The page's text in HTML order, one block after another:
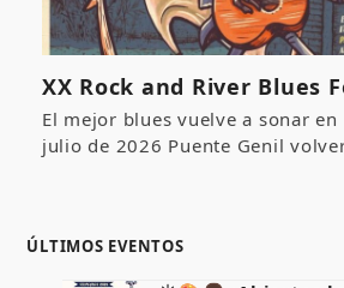
XX Rock and River Blues
El mejor blues vuelve a sonar en
julio de 2026 Puente Genil
ÚLTIMOS EVENTOS